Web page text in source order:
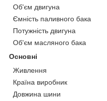
Об'єм двигуна
Ємність паливного бака
Потужність двигуна
Об'єм масляного бака
Основні
Живлення
Країна виробник
Довжина шини